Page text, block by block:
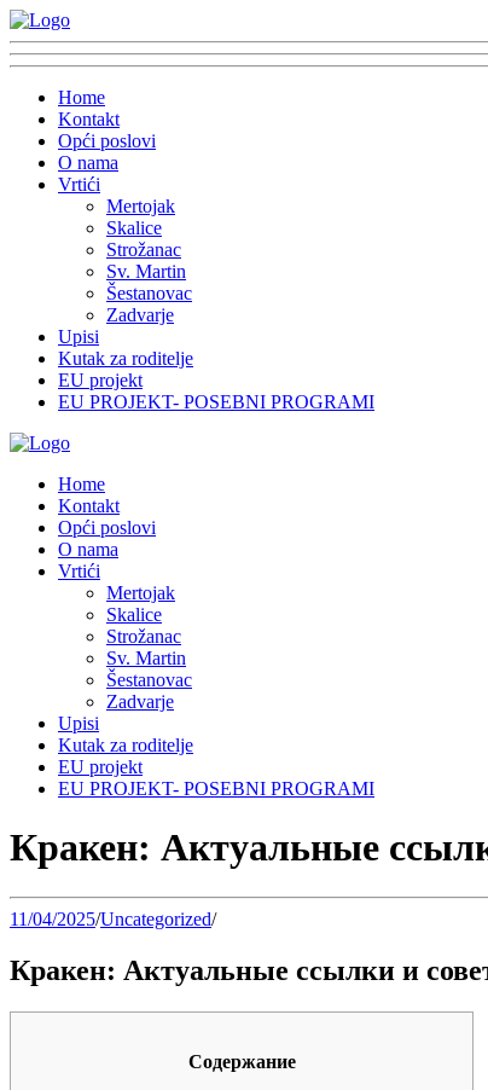
Home
Kontakt
Opći poslovi
O nama
Vrtići
Mertojak
Skalice
Strožanac
Sv. Martin
Šestanovac
Zadvarje
Upisi
Kutak za roditelje
EU projekt
EU PROJEKT- POSEBNI PROGRAMI
Home
Kontakt
Opći poslovi
O nama
Vrtići
Mertojak
Skalice
Strožanac
Sv. Martin
Šestanovac
Zadvarje
Upisi
Kutak za roditelje
EU projekt
EU PROJEKT- POSEBNI PROGRAMI
Кракен: Актуальные
11/04/2025/Uncategorized/
Кракен: Актуальные ссылки и
Содержание